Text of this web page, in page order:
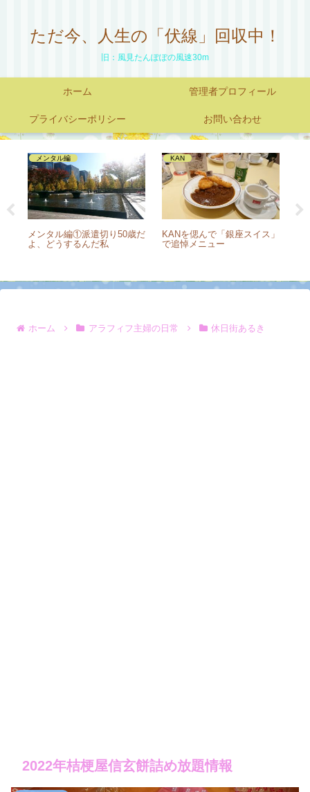
ただ今、人生の「伏線」回収中！
旧：風見たんぽぽの風速30m
ホーム 管理者プロフィール
プライバシーポリシー お問い合わせ
50代でも面接に呼んでもらえ
た理由は【結果は不採用】
いろんな仕事
電車で「前リュックで座る
人」
ホーム アラフィフ主婦の日常 休日街あるき
2022年桔梗屋信玄餅詰め放題情報